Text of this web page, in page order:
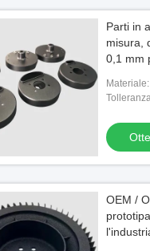
Parti in
misura,
0,1 mm
Alumini
OEM /